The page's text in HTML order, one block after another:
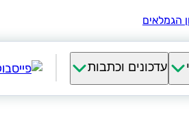
עדכונים וכתבות